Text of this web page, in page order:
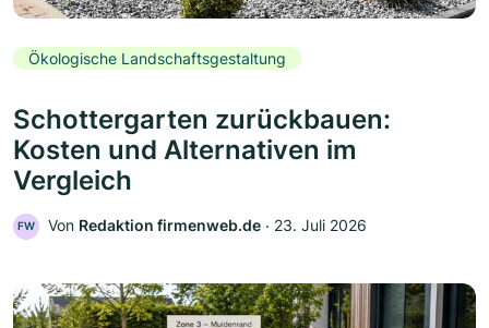
Ökologische Landschaftsgestaltung
Schottergarten zurückbauen:
Kosten und Alternativen im
Vergleich
FW Von Redaktion firmenweb.de ‧ 23. Juli 2026